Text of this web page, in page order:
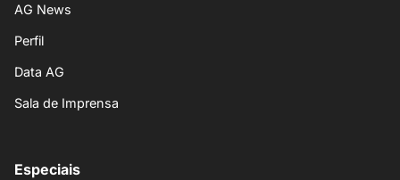
AG News
Perfil
Data AG
Sala de Imprensa
Especiais